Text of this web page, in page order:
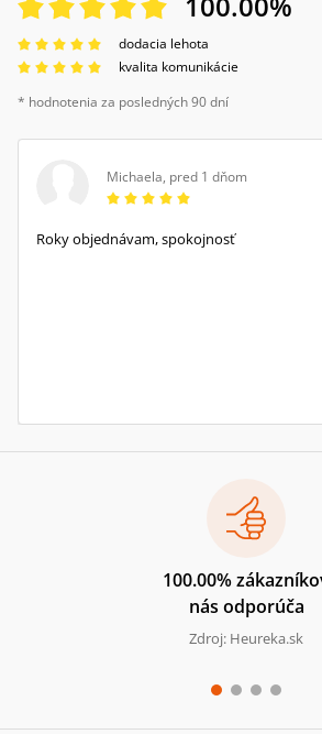
dodacia lehota
kvalita komunikácie
* hodnotenia za posledných 90 dní
Michaela, pred 1 dňom
Roky objednávam, spokojnosť
100.00%
nás odporúča
Zdroj: Heureka.sk